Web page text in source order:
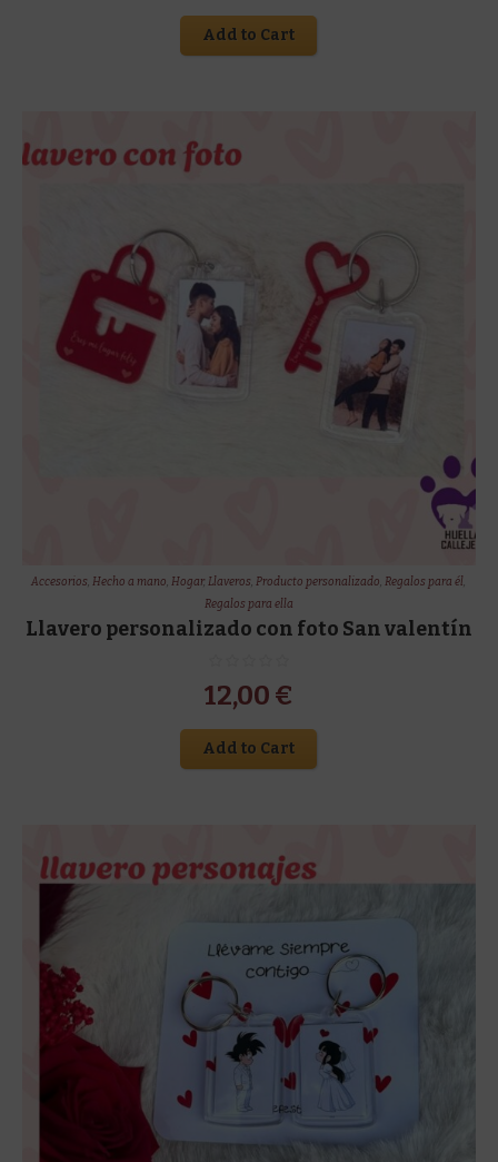
Add to Cart
Accesorios,Hecho a mano,Hogar,Llaveros,Producto personalizado,Regalos para él,
Regalos para ella
Llavero personalizado con foto San valentín
12,00 €
Add to Cart